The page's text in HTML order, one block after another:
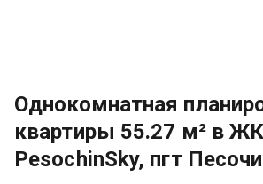
Однокомнатная
квартиры 55.27 м² в ЖК
PesochinSky, пгт